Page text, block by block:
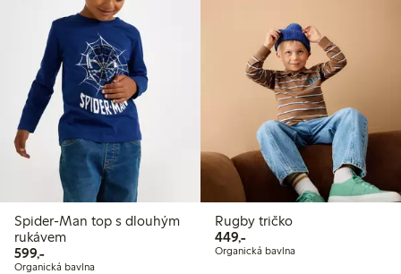
Spider-Man top s dlouhým
rukávem
599,-599,00 Kč
Organická bavlna
Rugby tričko
449,-449,00 Kč
Organická bavlna